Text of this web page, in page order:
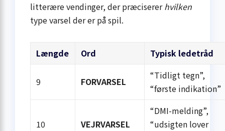
litterære vendinger, der præcisererhvilken
type varsel der er på spil.
Længde Ord Typisk ledetråd
9 FORVARSEL
“Tidligt tegn”,
“første indikation”
10 VEJRVARSEL
“DMI-melding”,
“udsigten lover